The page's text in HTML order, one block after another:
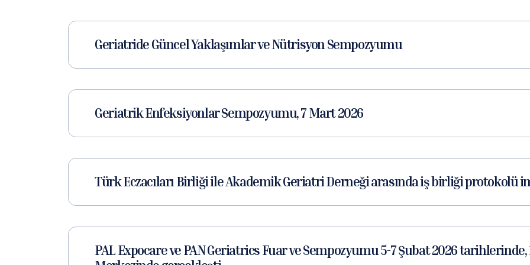
Geriatride Güncel Yaklaşımlar ve Nütrisyon Sempozyumu
Geriatrik Enfeksiyonlar Sempozyumu, 7 Mart 2026
Türk Eczacıları Birliği ile Akademik Geriatri Derneği arasında iş birliği protokolü
PAL Expocare ve PAN Geriatrics Fuar ve Sempozyumu 5-7 Şubat 2026